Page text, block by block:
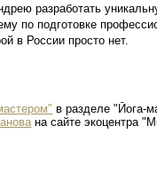
разработать
по подготовке
в России просто нет.
в разделе "Йога-
на сайте экоцентра